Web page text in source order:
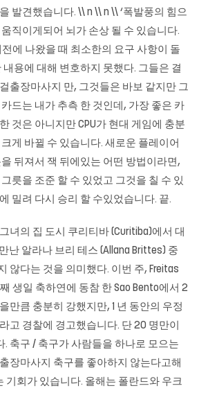
발견했습니다. \\ n \\ n \\ ‘폭발풍의 힘으
직이게되어 뇌가 손상 될 수 있습니다.
에 나왔을 때 최소한의 요구 사항이 돌
내용에 대해 변호하지 못했다. 그들은 결
출장마사지 만, 그것들은 바보 같지만 그
드는 내가 추측 한 것인데, 가장 좋은 카
것은 아니지만 CPU가 현대 게임에 충분
게 바뀔 수 있습니다. 새로운 플레이어
뒤져서 잭 뒤에있는 어떤 방법이라면,
릇을 조준 할 수 있었고 그것을 칠 수 있
밀려 다시 승리 할 수있었습니다. 끝.
녀의 집 도시 쿠리티바 (Curitiba)에서 대
난 알라나 브리 테스 (Allana Brittes) 중
않다는 것을 의미했다. 이번 주, Freitas
생일 축하연에 동참 한 Sao Bento에서 2
만큼 충분히 강했지만, 1 년 동안의 우정
고 경찰에 경고했습니다. 단 20 명만이
. 축구 / 축구가 사람들을 하나로 모으는
장마사지 축구를 좋아하지 않는다고해
기회가 있습니다. 올해는 폴란드와 우크